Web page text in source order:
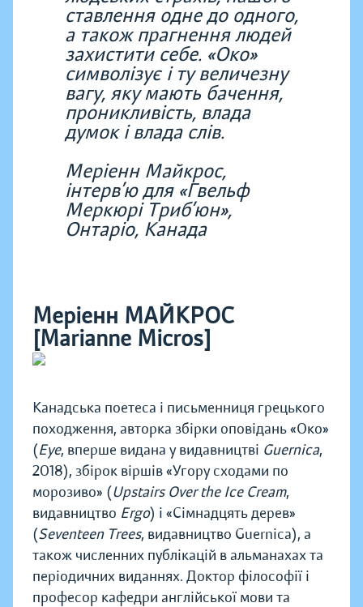
ставлення одне до одного,
а також прагнення людей
захистити себе. «Око»
символізує і ту величезну
вагу, яку мають бачення,
проникливість, влада
думок і влада слів.
Меріенн Майкрос,
інтерв’ю для «Гвельф
Меркюрі Триб’юн»,
Онтаріо, Канада
Меріенн МАЙКРОС
[Marianne Micros]
Канадська поетеса і письменниця грецького
походження, авторка збірки оповідань «Око»
(Eye, вперше видана у видавництві Guernica,
2018), збірок віршів «Угору сходами по
морозиво» (Upstairs Over the Ice Cream,
видавництво Ergo) і «Сімнадцять дерев»
(Seventeen Trees, видавництво Guernica), а
також численних публікацій в альманахах та
періодичних виданнях. Доктор філософії і
професор кафедри англійської мови та